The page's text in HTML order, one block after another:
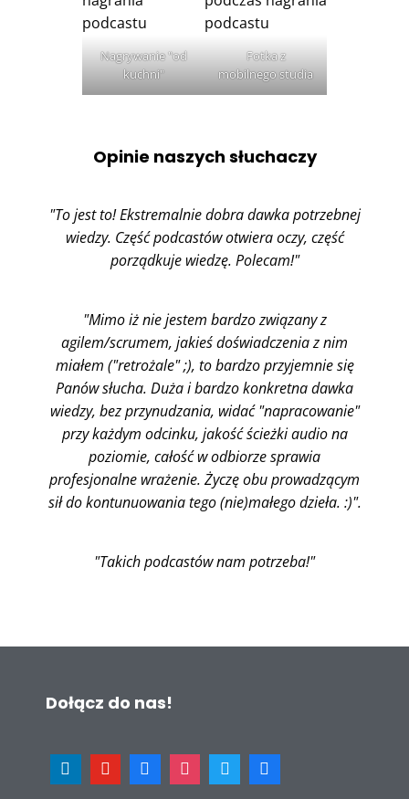
Nagrywanie "od
kuchni"
Fotka z
mobilnego studia
Opinie naszych słuchaczy
"To jest to! Ekstremalnie dobra dawka potrzebnej
wiedzy. Część podcastów otwiera oczy, część
porządkuje wiedzę. Polecam!"
"Mimo iż nie jestem bardzo związany z
agilem/scrumem, jakieś doświadczenia z nim
miałem ("retrożale" ;), to bardzo przyjemnie się
Panów słucha. Duża i bardzo konkretna dawka
wiedzy, bez przynudzania, widać "napracowanie"
przy każdym odcinku, jakość ścieżki audio na
poziomie, całość w odbiorze sprawia
profesjonalne wrażenie. Życzę obu prowadzącym
sił do kontunuowania tego (nie)małego dzieła. :)".
"Takich podcastów nam potrzeba!"
Dołącz do nas!